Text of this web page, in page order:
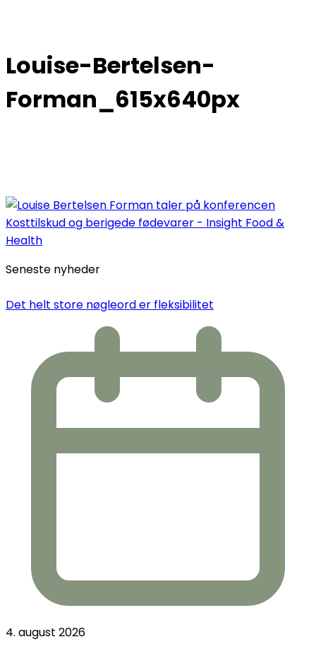
Louise-Bertelsen-
Forman_615x640px
Seneste nyheder
Det helt store nøgleord er fleksibilitet
4. august 2026